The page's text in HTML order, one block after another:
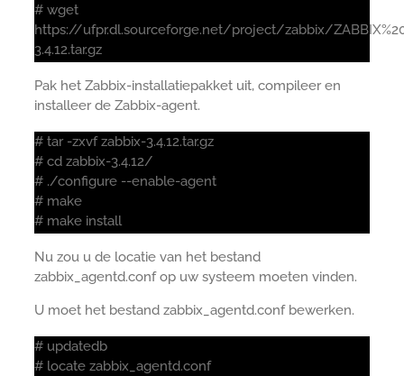
# wget
https://ufpr.dl.sourceforge.net/project/zabbix/
3.4.12.tar.gz
Pak het Zabbix-installatiepakket uit, compileer en
installeer de Zabbix-agent.
# tar -zxvf zabbix-3.4.12.tar.gz
# cd zabbix-3.4.12/
# ./configure --enable-agent
# make
# make install
Nu zou u de locatie van het bestand
zabbix_agentd.conf op uw systeem moeten vinden.
U moet het bestand zabbix_agentd.conf bewerken.
# updatedb
# locate zabbix_agentd.conf